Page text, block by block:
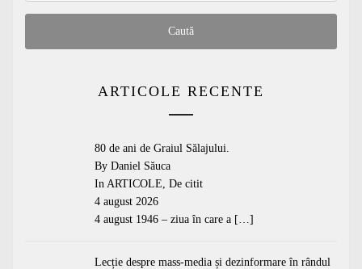
ARTICOLE RECENTE
80 de ani de Graiul Sălajului.
By Daniel Săuca
In ARTICOLE, De citit
4 august 2026
4 august 1946 – ziua în care a […]
Lecție despre mass-media și dezinformare în rândul